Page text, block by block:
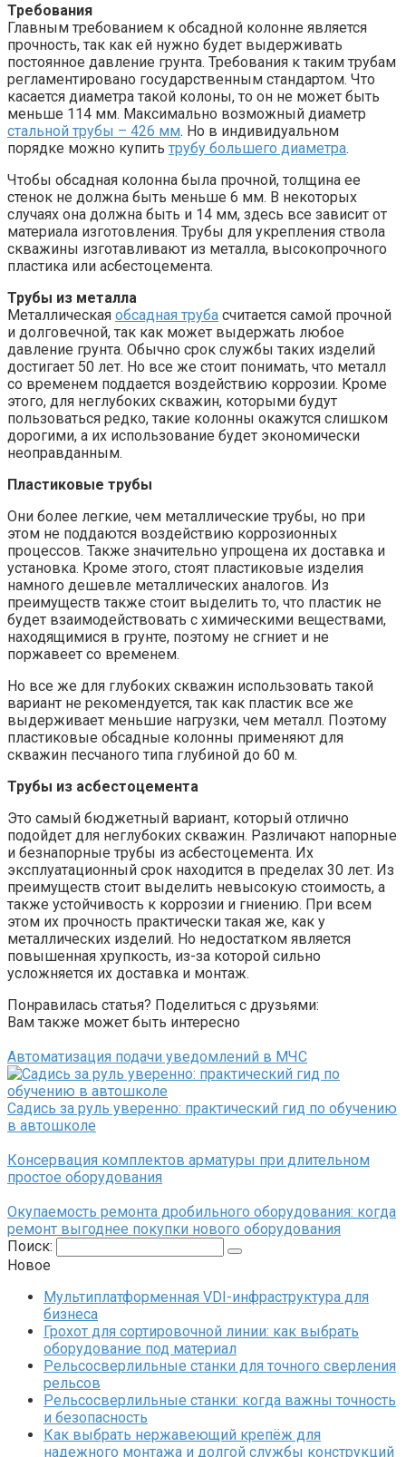
Требования
Главным требованием к обсадной колонне является
прочность, так как ей нужно будет выдерживать
постоянное давление грунта. Требования к таким трубам
регламентировано государственным стандартом. Что
касается диаметра такой колоны, то он не может быть
меньше 114 мм. Максимально возможный диаметр
стальной трубы – 426 мм. Но в индивидуальном
порядке можно купить трубу большего диаметра.
Чтобы обсадная колонна была прочной, толщина ее
стенок не должна быть меньше 6 мм. В некоторых
случаях она должна быть и 14 мм, здесь все зависит от
материала изготовления. Трубы для укрепления ствола
скважины изготавливают из металла, высокопрочного
пластика или асбестоцемента.
Трубы из металла
Металлическая обсадная труба считается самой прочной
и долговечной, так как может выдержать любое
давление грунта. Обычно срок службы таких изделий
достигает 50 лет. Но все же стоит понимать, что металл
со временем поддается воздействию коррозии. Кроме
этого, для неглубоких скважин, которыми будут
пользоваться редко, такие колонны окажутся слишком
дорогими, а их использование будет экономически
неоправданным.
Пластиковые трубы
Они более легкие, чем металлические трубы, но при
этом не поддаются воздействию коррозионных
процессов. Также значительно упрощена их доставка и
установка. Кроме этого, стоят пластиковые изделия
намного дешевле металлических аналогов. Из
преимуществ также стоит выделить то, что пластик не
будет взаимодействовать с химическими веществами,
находящимися в грунте, поэтому не сгниет и не
поржавеет со временем.
Но все же для глубоких скважин использовать такой
вариант не рекомендуется, так как пластик все же
выдерживает меньшие нагрузки, чем металл. Поэтому
пластиковые обсадные колонны применяют для
скважин песчаного типа глубиной до 60 м.
Трубы из асбестоцемента
Это самый бюджетный вариант, который отлично
подойдет для неглубоких скважин. Различают напорные
и безнапорные трубы из асбестоцемента. Их
эксплуатационный срок находится в пределах 30 лет. Из
преимуществ стоит выделить невысокую стоимость, а
также устойчивость к коррозии и гниению. При всем
этом их прочность практически такая же, как у
металлических изделий. Но недостатком является
повышенная хрупкость, из-за которой сильно
усложняется их доставка и монтаж.
Понравилась статья? Поделиться с друзьями:
Вам также может быть интересно
Автоматизация подачи уведомлений в МЧС
Садись за руль уверенно: практический гид по обучению
в автошколе
Консервация комплектов арматуры при длительном
простое оборудования
Окупаемость ремонта дробильного оборудования: когда
ремонт выгоднее покупки нового оборудования
Поиск:
Новое
Мультиплатформенная VDI-инфраструктура для
бизнеса
Грохот для сортировочной линии: как выбрать
оборудование под материал
Рельсосверлильные станки для точного сверления
рельсов
Рельсосверлильные станки: когда важны точность
и безопасность
Как выбрать нержавеющий крепёж для
надежного монтажа и долгой службы конструкций